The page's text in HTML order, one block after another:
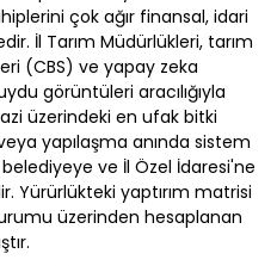
çok ağır finansal, idari
İl Tarım Müdürlükleri, tarım
(CBS) ve yapay zeka
görüntüleri aracılığıyla
üzerindeki en ufak bitki
yapılaşma anında sistem
ve İl Özel İdaresi'ne
Yürürlükteki yaptırım matrisi
üzerinden hesaplanan